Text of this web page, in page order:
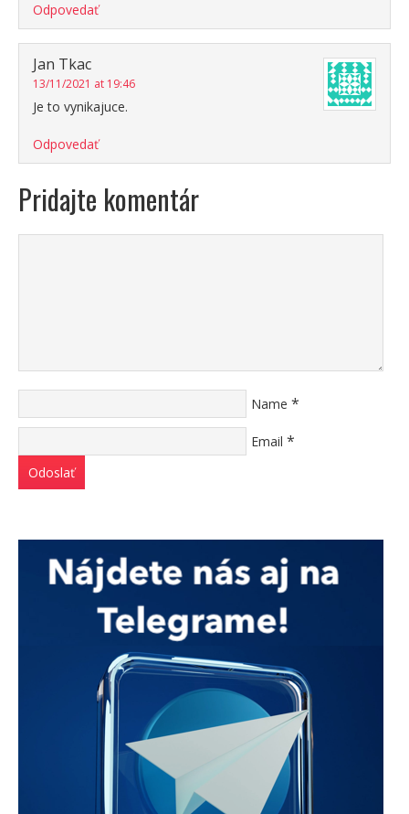
Odpovedať
Jan Tkac
13/11/2021 at 19:46
Je to vynikajuce.
Odpovedať
Pridajte komentár
Name *
Email *